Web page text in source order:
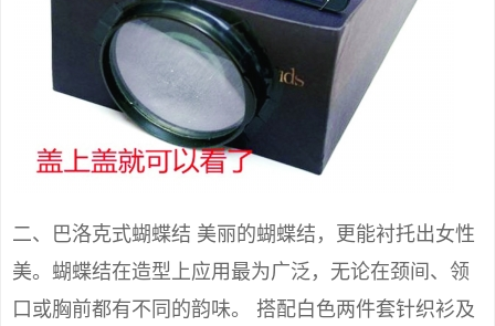
二、巴洛克式蝴蝶结 美丽的蝴蝶结，更能衬托出女性
美。蝴蝶结在造型上应用最为广泛，无论在颈间、领
口或胸前都有不同的韵味。 搭配白色两件套针织衫及